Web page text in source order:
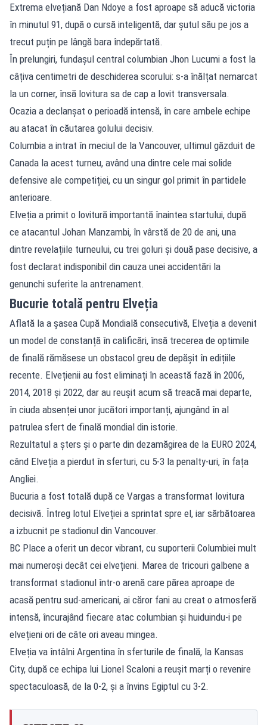
Extrema elvețiană Dan Ndoye a fost aproape să aducă victoria
în minutul 91, după o cursă inteligentă, dar șutul său pe jos a
trecut puțin pe lângă bara îndepărtată.
În prelungiri, fundașul central columbian Jhon Lucumi a fost la
câțiva centimetri de deschiderea scorului: s-a înălțat nemarcat
la un corner, însă lovitura sa de cap a lovit transversala.
Ocazia a declanșat o perioadă intensă, în care ambele echipe
au atacat în căutarea golului decisiv.
Columbia a intrat în meciul de la Vancouver, ultimul găzduit de
Canada la acest turneu, având una dintre cele mai solide
defensive ale competiției, cu un singur gol primit în partidele
anterioare.
Elveția a primit o lovitură importantă înaintea startului, după
ce atacantul Johan Manzambi, în vârstă de 20 de ani, una
dintre revelațiile turneului, cu trei goluri și două pase decisive, a
fost declarat indisponibil din cauza unei accidentări la
genunchi suferite la antrenament.
Bucurie totală pentru Elveția
Aflată la a șasea Cupă Mondială consecutivă, Elveția a devenit
un model de constanță în calificări, însă trecerea de optimile
de finală rămăsese un obstacol greu de depășit în edițiile
recente. Elvețienii au fost eliminați în această fază în 2006,
2014, 2018 și 2022, dar au reușit acum să treacă mai departe,
în ciuda absenței unor jucători importanți, ajungând în al
patrulea sfert de finală mondial din istorie.
Rezultatul a șters și o parte din dezamăgirea de la EURO 2024,
când Elveția a pierdut în sferturi, cu 5-3 la penalty-uri, în fața
Angliei.
Bucuria a fost totală după ce Vargas a transformat lovitura
decisivă. Întreg lotul Elveției a sprintat spre el, iar sărbătoarea
a izbucnit pe stadionul din Vancouver.
BC Place a oferit un decor vibrant, cu suporterii Columbiei mult
mai numeroși decât cei elvețieni. Marea de tricouri galbene a
transformat stadionul într-o arenă care părea aproape de
acasă pentru sud-americani, ai căror fani au creat o atmosferă
intensă, încurajând fiecare atac columbian și huiduindu-i pe
elvețieni ori de câte ori aveau mingea.
Elveția va întâlni Argentina în sferturile de finală, la Kansas
City, după ce echipa lui Lionel Scaloni a reușit marți o revenire
spectaculoasă, de la 0-2, și a învins Egiptul cu 3-2.